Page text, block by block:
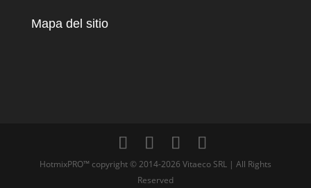
Mapa del sitio
HotmixPRO™ copyright © 2014-2026 Vitaeco SRL | All Rights
Reserved